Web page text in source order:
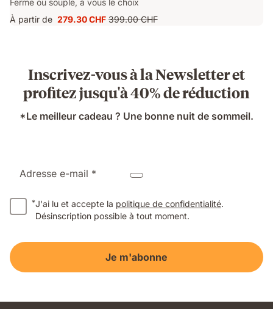
Ferme ou souple, à vous le choix
À partir de Prix
279.30 CHF Prix
399.00 CHF
Inscrivez-vous à la Newsletter et
profitez jusqu'à 40% de réduction
*Le meilleur cadeau ? Une bonne nuit de sommeil.
Adresse e-mail *
*J'ai lu et accepte la politique de confidentialité.
Désinscription possible à tout moment.
Je m'abonne